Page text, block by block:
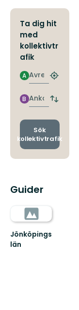
Ta dig hit
med
kollektivtr
afik
Avresa
A
Hitta
Ankomst
B
Byt
och
Sök
kollektivtrafik
Guider
Jönköpings
län